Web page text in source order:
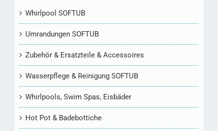
Whirlpool SOFTUB
Umrandungen SOFTUB
Zubehör & Ersatzteile & Accessoires
Wasserpflege & Reinigung SOFTUB
Whirlpools, Swim Spas, Eisbäder
Hot Pot & Badebottiche